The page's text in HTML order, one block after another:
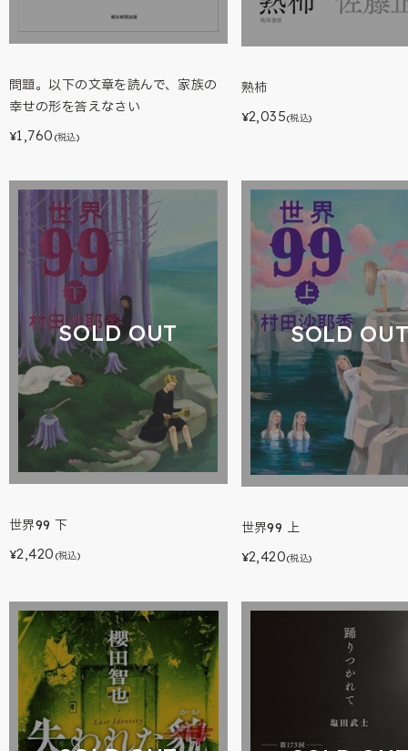
問題。以下の文章を読んで、家族の
幸せの形を答えなさい
¥1,760 (税込)
熟柿
¥2,035(税込)
SOLD OUT
世界99 下
¥2,420 (税込)
SOLD
世界99 上
¥2,420(税込)